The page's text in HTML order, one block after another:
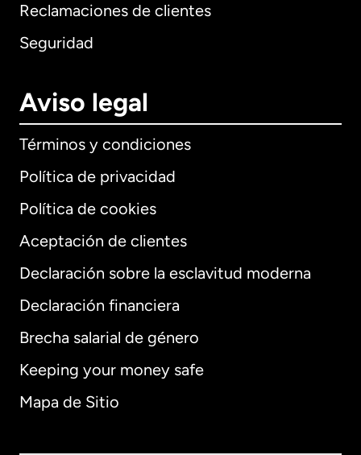
Reclamaciones de clientes
Seguridad
Aviso legal
Términos y condiciones
Política de privacidad
Política de cookies
Aceptación de clientes
Declaración sobre la esclavitud moderna
Declaración financiera
Brecha salarial de género
Keeping your money safe
Mapa de Sitio
Internacional English
Alemania